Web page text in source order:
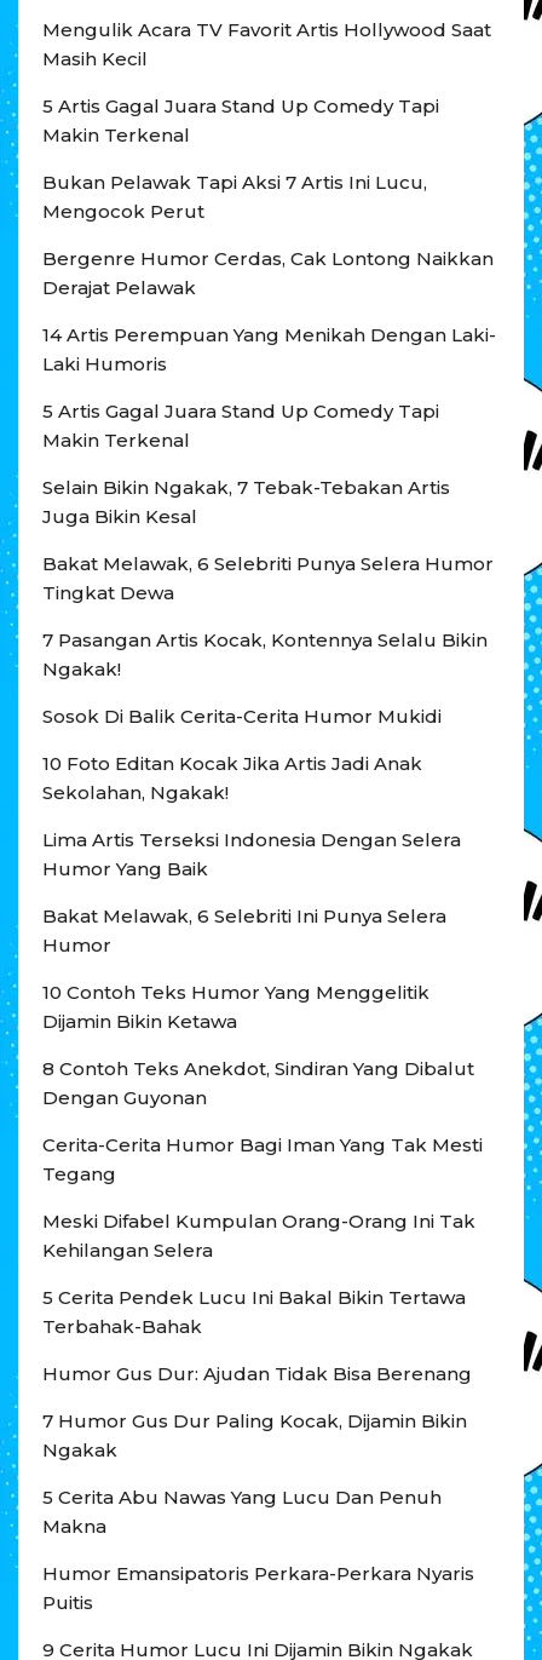
Mengulik Acara TV Favorit Artis Hollywood Saat
Masih Kecil
5 Artis Gagal Juara Stand Up Comedy Tapi
Makin Terkenal
Bukan Pelawak Tapi Aksi 7 Artis Ini Lucu,
Mengocok Perut
Bergenre Humor Cerdas, Cak Lontong Naikkan
Derajat Pelawak
14 Artis Perempuan Yang Menikah Dengan Laki-
Laki Humoris
5 Artis Gagal Juara Stand Up Comedy Tapi
Makin Terkenal
Selain Bikin Ngakak, 7 Tebak-Tebakan Artis
Juga Bikin Kesal
Bakat Melawak, 6 Selebriti Punya Selera Humor
Tingkat Dewa
7 Pasangan Artis Kocak, Kontennya Selalu Bikin
Ngakak!
Sosok Di Balik Cerita-Cerita Humor Mukidi
10 Foto Editan Kocak Jika Artis Jadi Anak
Sekolahan, Ngakak!
Lima Artis Terseksi Indonesia Dengan Selera
Humor Yang Baik
Bakat Melawak, 6 Selebriti Ini Punya Selera
Humor
10 Contoh Teks Humor Yang Menggelitik
Dijamin Bikin Ketawa
8 Contoh Teks Anekdot, Sindiran Yang Dibalut
Dengan Guyonan
Cerita-Cerita Humor Bagi Iman Yang Tak Mesti
Tegang
Meski Difabel Kumpulan Orang-Orang Ini Tak
Kehilangan Selera
5 Cerita Pendek Lucu Ini Bakal Bikin Tertawa
Terbahak-Bahak
Humor Gus Dur: Ajudan Tidak Bisa Berenang
7 Humor Gus Dur Paling Kocak, Dijamin Bikin
Ngakak
5 Cerita Abu Nawas Yang Lucu Dan Penuh
Makna
Humor Emansipatoris Perkara-Perkara Nyaris
Puitis
9 Cerita Humor Lucu Ini Dijamin Bikin Ngakak